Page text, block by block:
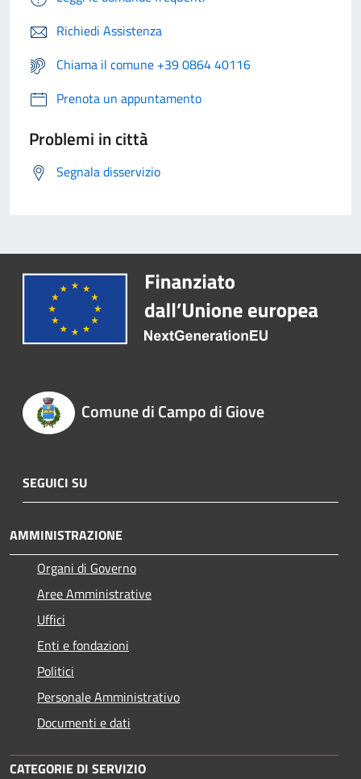
Richiedi Assistenza
Chiama il comune +39 0864 40116
Prenota un appuntamento
Problemi in città
Segnala disservizio
Comune di Campo di Giove
SEGUICI SU
AMMINISTRAZIONE
Organi di Governo
Aree Amministrative
Uffici
Enti e fondazioni
Politici
Personale Amministrativo
Documenti e dati
CATEGORIE DI SERVIZIO